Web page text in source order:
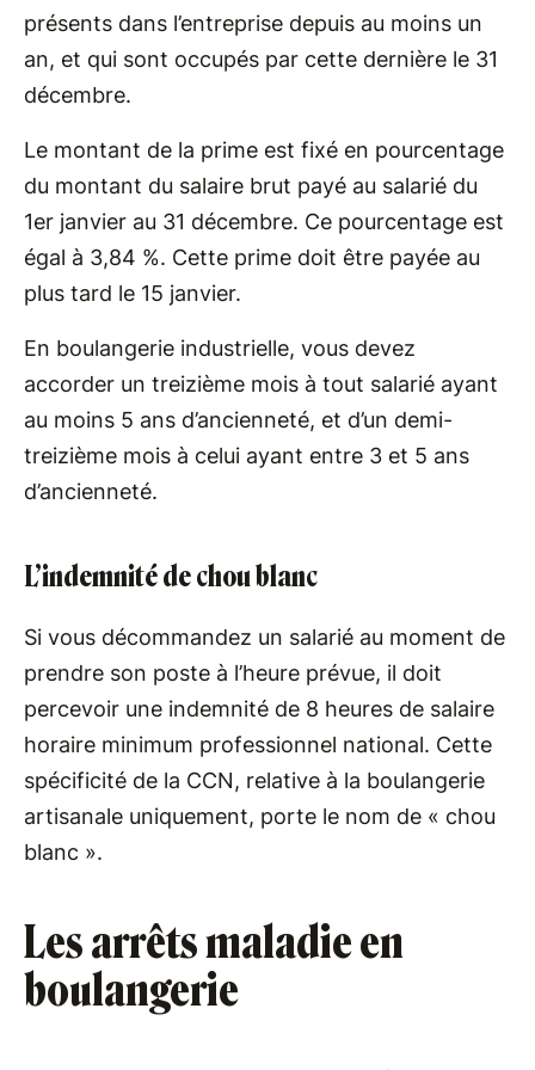
présents dans l’entreprise depuis au moins un
an, et qui sont occupés par cette dernière le 31
décembre.
Le montant de la prime est fixé en pourcentage
du montant du salaire brut payé au salarié du
1er janvier au 31 décembre. Ce pourcentage est
égal à 3,84 %. Cette prime doit être payée au
plus tard le 15 janvier.
En boulangerie industrielle, vous devez
accorder un treizième mois à tout salarié ayant
au moins 5 ans d’ancienneté, et d’un demi-
treizième mois à celui ayant entre 3 et 5 ans
d’ancienneté.
L’indemnité de chou blanc
Si vous décommandez un salarié au moment de
prendre son poste à l’heure prévue, il doit
percevoir une indemnité de 8 heures de salaire
horaire minimum professionnel national. Cette
spécificité de la CCN, relative à la boulangerie
artisanale uniquement, porte le nom de « chou
blanc ».
Les arrêts maladie en
boulangerie